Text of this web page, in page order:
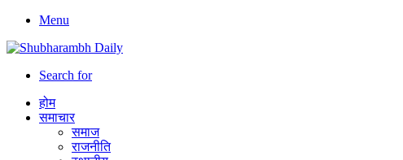
Menu
Search for
होम
समाचार
समाज
राजनीति